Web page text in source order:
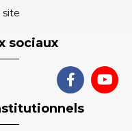
site
sociaux